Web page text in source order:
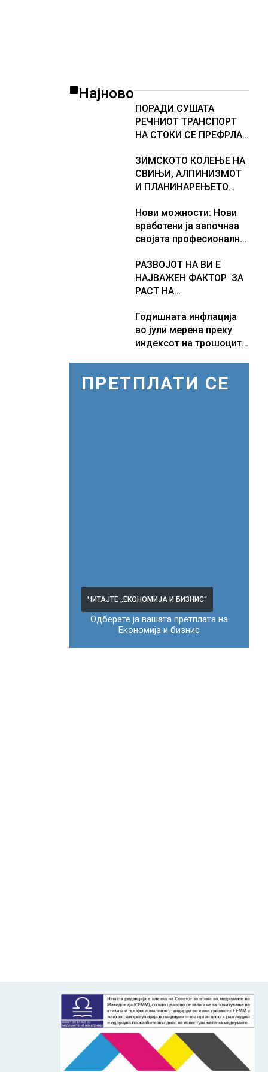
Најново
ПОРАДИ СУШАТА
РЕЧНИОТ ТРАНСПОРТ
НА СТОКИ СЕ ПРЕФРЛА
Германија со итни
мерки овозможува
камионџиите да возат и
ЗИМСКОТО КОЛЕЊЕ НА
СВИЊИ, АЛПИНИЗМОТ
И ПЛАНИНАРЕЊЕТО
НА КУЛТУРНО
НАСЛЕДСТВО НА
СЛОВЕНИЈА
Нови можности: Нови
вработени ја започнаа
својата професионална
Логистичкиот центар во
Куманово
РАЗВОЈОТ НА ВИ Е
НАЈВАЖЕН ФАКТОР ЗА
РАСТ НА
ЕКОНОМИЈА
Годишната инфлација
во јули мерена преку
индексот на трошоците
ПРЕТПЛАТИ СЕ
ЧИТАЈТЕ „ЕКОНОМИЈА И БИЗНИС“
Одберете ја вашата претплата на
Економија и бизнис